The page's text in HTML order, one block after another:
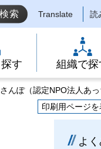
Translate 読
す 組織で探
んぽ（認定NPO法人あっ
印刷用ページ
よ